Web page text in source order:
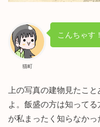
猫町
こんちゃす
上の写真の建物見たこ
よ。飯盛の方は知って
が私まったく知らなか